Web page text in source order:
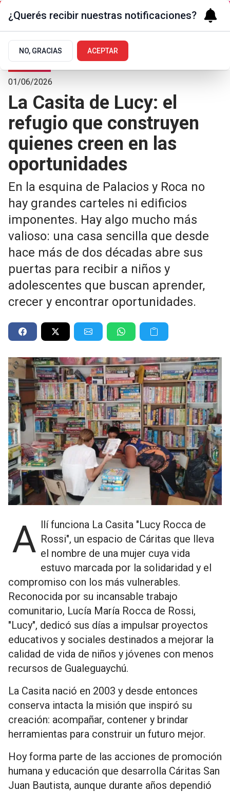
La Ciudad
01/06/2026
La Casita de Lucy: el
refugio que construyen
quienes creen en las
oportunidades
En la esquina de Palacios y Roca no
hay grandes carteles ni edificios
imponentes. Hay algo mucho más
valioso: una casa sencilla que desde
hace más de dos décadas abre sus
puertas para recibir a niños y
adolescentes que buscan aprender,
crecer y encontrar oportunidades.
Allí funciona La Casita "Lucy Rocca de Rossi", un espacio de Cáritas que lleva
el nombre de una mujer cuya vida
estuvo marcada por la solidaridad y el
compromiso con los más vulnerables.
Reconocida por su incansable trabajo
comunitario, Lucía María Rocca de Rossi,
"Lucy", dedicó sus días a impulsar proyectos
educativos y sociales destinados a mejorar la
calidad de vida de niños y jóvenes con menos
recursos de Gualeguaychú.
La Casita nació en 2003 y desde entonces
conserva intacta la misión que inspiró su
creación: acompañar, contener y brindar
herramientas para construir un futuro mejor.
Hoy forma parte de las acciones de promoción
humana y educación que desarrolla Cáritas San
Juan Bautista, aunque durante años dependió
¿Querés recibir nuestras notificaciones?
NO, GRACIAS ACEPTAR